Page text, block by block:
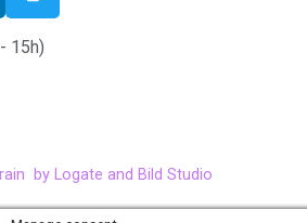
15h)
by Logate and Bild Studio